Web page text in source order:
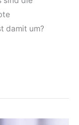
damit um?